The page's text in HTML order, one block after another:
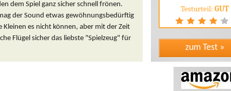
dem Spiel ganz sicher schnell frönen.
der Sound etwas gewöhnungsbedürftig
Kleinen es nicht können, aber mit der Zeit
Flügel sicher das liebste "Spielzeug" für
Testurteil: GUT